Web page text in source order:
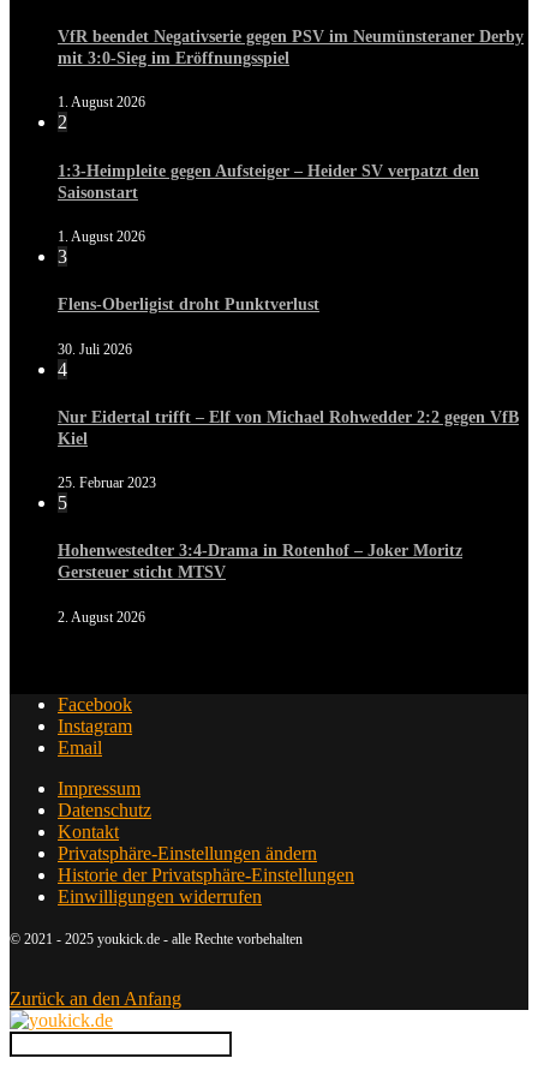
VfR beendet Negativserie gegen PSV im Neumünsteraner Derby
mit 3:0-Sieg im Eröffnungsspiel
1. August 2026
2
1:3-Heimpleite gegen Aufsteiger – Heider SV verpatzt den
Saisonstart
1. August 2026
3
Flens-Oberligist droht Punktverlust
30. Juli 2026
4
Nur Eidertal trifft – Elf von Michael Rohwedder 2:2 gegen VfB
Kiel
25. Februar 2023
5
Hohenwestedter 3:4-Drama in Rotenhof – Joker Moritz
Gersteuer sticht MTSV
2. August 2026
Facebook
Instagram
Email
Impressum
Datenschutz
Kontakt
Privatsphäre-Einstellungen ändern
Historie der Privatsphäre-Einstellungen
Einwilligungen widerrufen
© 2021 - 2025 youkick.de - alle Rechte vorbehalten
Zurück an den Anfang